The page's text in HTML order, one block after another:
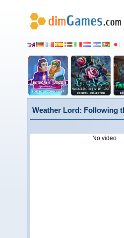
Weather Lord: Following
No video